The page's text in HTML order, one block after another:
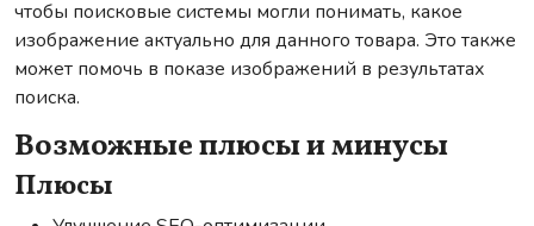
чтобы поисковые системы могли понимать, какое
изображение актуально для данного товара. Это также
может помочь в показе изображений в результатах
поиска.
Возможные плюсы и минусы
Плюсы